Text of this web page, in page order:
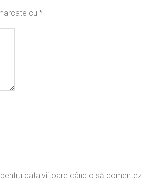
cu *
data viitoare când o să comentez.